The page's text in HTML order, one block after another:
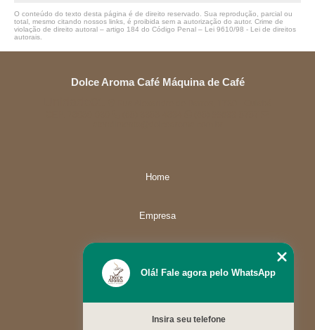
O conteúdo do texto desta página é de direito reservado. Sua reprodução, parcial ou
total, mesmo citando nossos links, é proibida sem a autorização do autor. Crime de
violação de direito autoral – artigo 184 do Código Penal – Lei 9610/98 - Lei de direitos
autorais
Dolce Aroma Café Máquina de Café
Home
Empresa
Olá! Fale agora pelo WhatsApp
Insira seu telefone